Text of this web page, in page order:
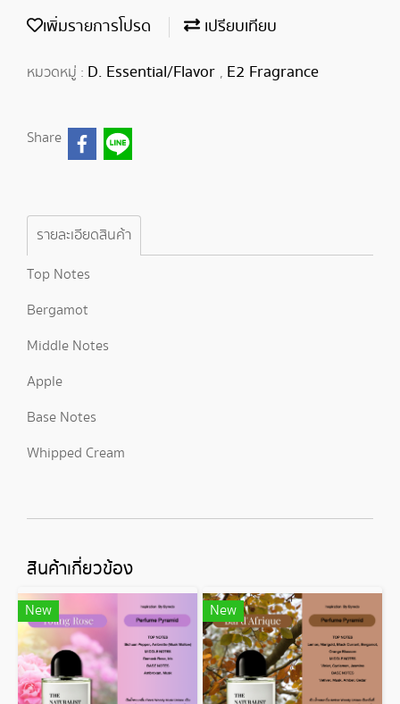
เพิ่มรายการโปรด เปรียบเทียบ
หมวดหมู่ : D. Essential/Flavor , E2 Fragrance
Share
รายละเอียดสินค้า
Top Notes
Bergamot
Middle Notes
Apple
Base Notes
Whipped Cream
สินค้าเกี่ยวข้อง
New New